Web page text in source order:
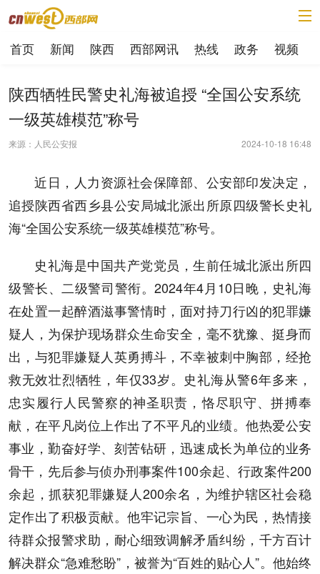
首页 新闻 陕西 西部网讯 热线 政务 视频
陕西牺牲民警史礼海被追授 “全国公安系统
一级英雄模范”称号
来源：人民公安报 2024-10-18 16:48
近日，人力资源社会保障部、公安部印发决定，
追授陕西省西乡县公安局城北派出所原四级警长史礼
海“全国公安系统一级英雄模范”称号。
史礼海是中国共产党党员，生前任城北派出所四
级警长、二级警司警衔。2024年4月10日晚，史礼海
在处置一起醉酒滋事警情时，面对持刀行凶的犯罪嫌
疑人，为保护现场群众生命安全，毫不犹豫、挺身而
出，与犯罪嫌疑人英勇搏斗，不幸被刺中胸部，经抢
救无效壮烈牺牲，年仅33岁。史礼海从警6年多来，
忠实履行人民警察的神圣职责，恪尽职守、拼搏奉
献，在平凡岗位上作出了不平凡的业绩。他热爱公安
事业，勤奋好学、刻苦钻研，迅速成长为单位的业务
骨干，先后参与侦办刑事案件100余起、行政案件200
余起，抓获犯罪嫌疑人200余名，为维护辖区社会稳
定作出了积极贡献。他牢记宗旨、一心为民，热情接
待群众报警求助，耐心细致调解矛盾纠纷，千方百计
解决群众“急难愁盼”，被誉为“百姓的贴心人”。他始终